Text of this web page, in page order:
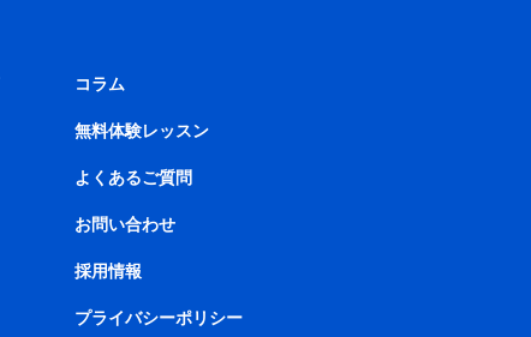
コラム
無料体験レッスン
よくあるご質問
お問い合わせ
採用情報
プライバシーポリシー